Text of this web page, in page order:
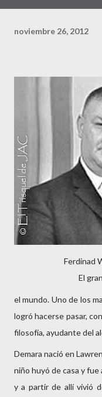
noviembre 26, 2012
Ferdinad
El
el mundo. Uno de los
logró hacerse pasar,
filosofía, ayudante del
Demara nació en
niño huyó de casa y fue
y a partir de allí vivió